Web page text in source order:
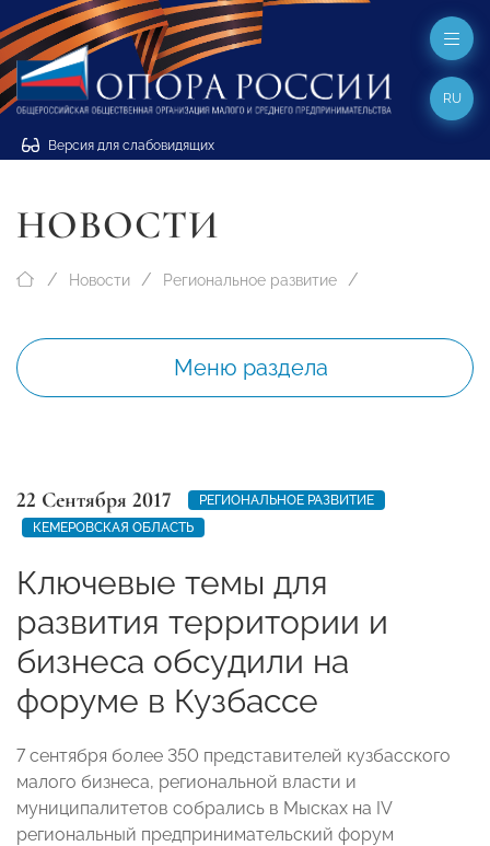
Версия для слабовидящих
RU
НОВОСТИ
Новости Региональное развитие
Меню раздела
22 Сентября 2017
РЕГИОНАЛЬНОЕ РАЗВИТИЕ
КЕМЕРОВСКАЯ ОБЛАСТЬ
Ключевые темы для
развития территории и
бизнеса обсудили на
форуме в Кузбассе
7 сентября более 350 представителей кузбасского
малого бизнеса, региональной власти и
муниципалитетов собрались в Мысках на IV
региональный предпринимательский форум